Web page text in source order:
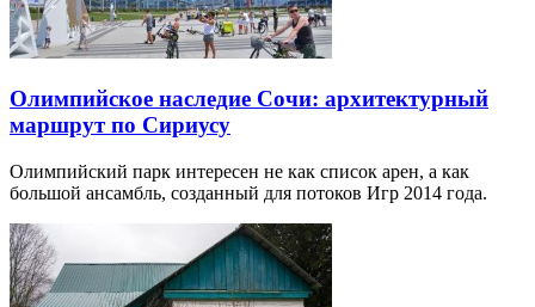
Олимпийское наследие Сочи: архитектурный
маршрут по Сириусу
Олимпийский парк интересен не как список арен, а как
большой ансамбль, созданный для потоков Игр 2014 года.